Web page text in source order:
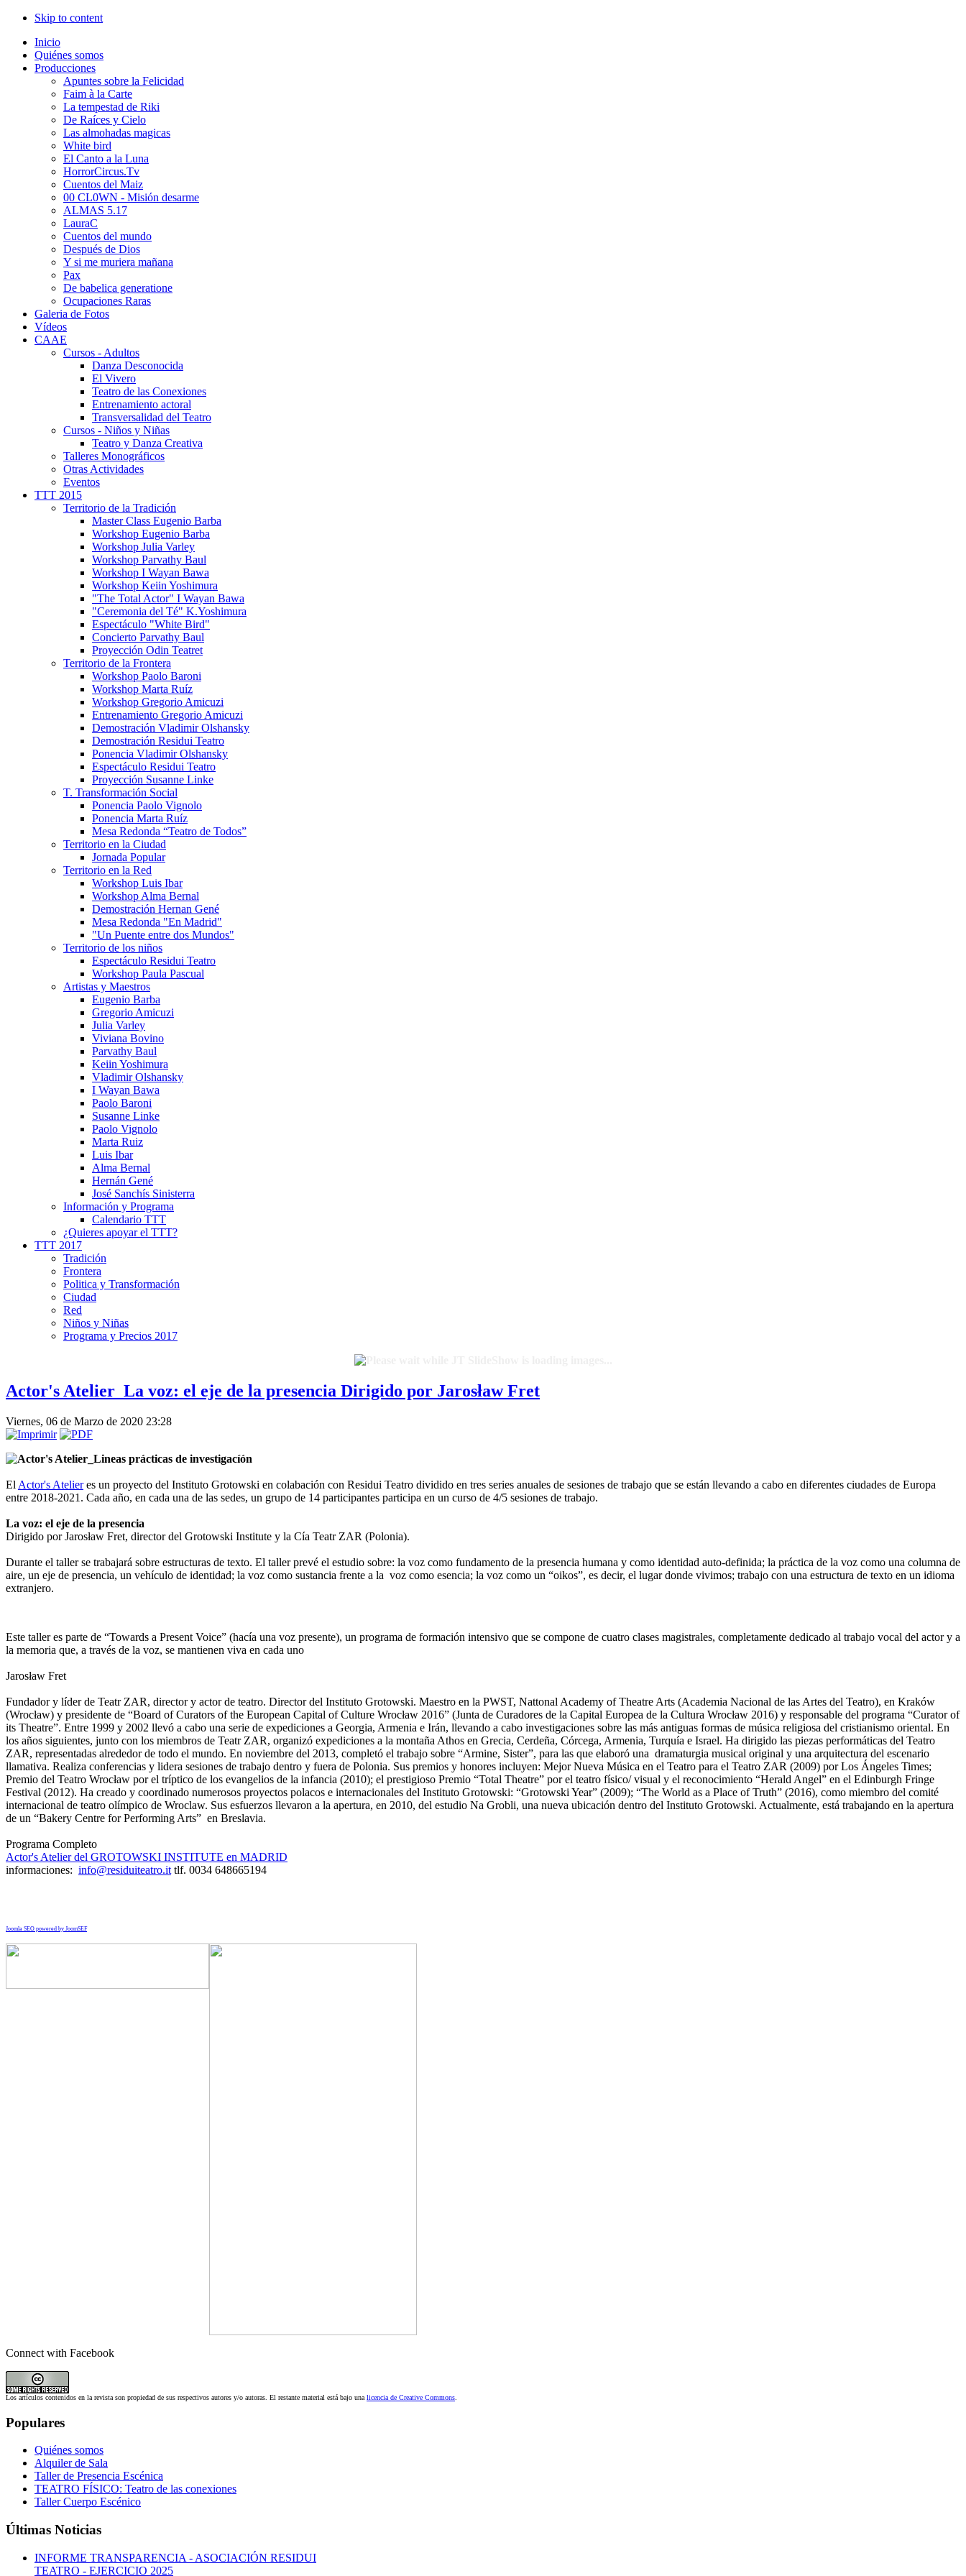
Skip to content
Inicio
Quiénes somos
Producciones
Apuntes sobre la Felicidad
Faim à la Carte
La tempestad de Riki
De Raíces y Cielo
Las almohadas magicas
White bird
El Canto a la Luna
HorrorCircus.Tv
Cuentos del Maiz
00 CL0WN - Misión desarme
ALMAS 5.17
LauraC
Cuentos del mundo
Después de Dios
Y si me muriera mañana
Pax
De babelica generatione
Ocupaciones Raras
Galeria de Fotos
Vídeos
CAAE
Cursos - Adultos
Danza Desconocida
El Vivero
Teatro de las Conexiones
Entrenamiento actoral
Transversalidad del Teatro
Cursos - Niños y Niñas
Teatro y Danza Creativa
Talleres Monográficos
Otras Actividades
Eventos
TTT 2015
Territorio de la Tradición
Master Class Eugenio Barba
Workshop Eugenio Barba
Workshop Julia Varley
Workshop Parvathy Baul
Workshop I Wayan Bawa
Workshop Keiin Yoshimura
"The Total Actor" I Wayan Bawa
"Ceremonia del Té" K.Yoshimura
Espectáculo "White Bird"
Concierto Parvathy Baul
Proyección Odin Teatret
Territorio de la Frontera
Workshop Paolo Baroni
Workshop Marta Ruíz
Workshop Gregorio Amicuzi
Entrenamiento Gregorio Amicuzi
Demostración Vladimir Olshansky
Demostración Residui Teatro
Ponencia Vladimir Olshansky
Espectáculo Residui Teatro
Proyección Susanne Linke
T. Transformación Social
Ponencia Paolo Vignolo
Ponencia Marta Ruíz
Mesa Redonda “Teatro de Todos”
Territorio en la Ciudad
Jornada Popular
Territorio en la Red
Workshop Luis Ibar
Workshop Alma Bernal
Demostración Hernan Gené
Mesa Redonda "En Madrid"
"Un Puente entre dos Mundos"
Territorio de los niños
Espectáculo Residui Teatro
Workshop Paula Pascual
Artistas y Maestros
Eugenio Barba
Gregorio Amicuzi
Julia Varley
Viviana Bovino
Parvathy Baul
Keiin Yoshimura
Vladimir Olshansky
I Wayan Bawa
Paolo Baroni
Susanne Linke
Paolo Vignolo
Marta Ruiz
Luis Ibar
Alma Bernal
Hernán Gené
José Sanchís Sinisterra
Información y Programa
Calendario TTT
¿Quieres apoyar el TTT?
TTT 2017
Tradición
Frontera
Politica y Transformación
Ciudad
Red
Niños y Niñas
Programa y Precios 2017
Actor's Atelier_La voz: el eje de la presencia Dirigido por Jarosław Fret
Viernes, 06 de Marzo de 2020 23:28
Actor's Atelier_Lineas prácticas de investigacíón
El Actor's Atelieres un proyecto del Instituto Grotowski en colabación con Residui Teatro dividido en tres series anuales de sesiones de trabajo que se están llevando a cabo en diferentes ciudades de Europa
entre 2018-2021. Cada año, en cada una de las sedes, un grupo de 14 participantes participa en un curso de 4/5 sesiones de trabajo.
La voz: el eje de la presencia
Dirigido por Jarosław Fret, director del Grotowski Institute y la Cía Teatr ZAR (Polonia).
Durante el taller se trabajará sobre estructuras de texto. El taller prevé el estudio sobre: la voz como fundamento de la presencia humana y como identidad auto-definida; la práctica de la voz como una columna de
aire, un eje de presencia, un vehículo de identidad; la voz como sustancia frente a la voz como esencia; la voz como un “oikos”, es decir, el lugar donde vivimos; trabajo con una estructura de texto en un idioma
extranjero.
Este taller es parte de “Towards a Present Voice” (hacía una voz presente), un programa de formación intensivo que se compone de cuatro clases magistrales, completamente dedicado al trabajo vocal del actor y a
la memoria que, a través de la voz, se mantienen viva en cada uno
Jarosław Fret
Fundador y líder de Teatr ZAR, director y actor de teatro. Director del Instituto Grotowski. Maestro en la PWST, Nattonal Academy of Theatre Arts (Academia Nacional de las Artes del Teatro), en Kraków
(Wrocław) y presidente de “Board of Curators of the European Capital of Culture Wrocław 2016” (Junta de Curadores de la Capital Europea de la Cultura Wrocław 2016) y responsable del programa “Curator of
its Theatre”. Entre 1999 y 2002 llevó a cabo una serie de expediciones a Georgia, Armenia e Irán, llevando a cabo investigaciones sobre las más antiguas formas de música religiosa del cristianismo oriental. En
los años siguientes, junto con los miembros de Teatr ZAR, organizó expediciones a la montaña Athos en Grecia, Cerdeña, Córcega, Armenia, Turquía e Israel. Ha dirigido las piezas performáticas del Teatro
ZAR, representadas alrededor de todo el mundo. En noviembre del 2013, completó el trabajo sobre “Armine, Sister”, para las que elaboró una dramaturgia musical original y una arquitectura del escenario
llamativa. Realiza conferencias y lidera sesiones de trabajo dentro y fuera de Polonia. Sus premios y honores incluyen: Mejor Nueva Música en el Teatro para el Teatro ZAR (2009) por Los Ángeles Times;
Premio del Teatro Wrocław por el tríptico de los evangelios de la infancia (2010); el prestigioso Premio “Total Theatre” por el teatro físico/ visual y el reconocimiento “Herald Angel” en el Edinburgh Fringe
Festival (2012). Ha creado y coordinado numerosos proyectos polacos e internacionales del Instituto Grotowski: “Grotowski Year” (2009); “The World as a Place of Truth” (2016), como miembro del comité
internacional de teatro olímpico de Wroclaw. Sus esfuerzos llevaron a la apertura, en 2010, del estudio Na Grobli, una nueva ubicación dentro del Instituto Grotowski. Actualmente, está trabajando en la apertura
de un “Bakery Centre for Performing Arts” en Breslavia.
Programa Completo
Actor's Atelier del GROTOWSKI INSTITUTE en MADRID
informaciones: info@residuiteatro.it tlf. 0034 648665194
Joomla SEO powered by JoomSEF
Connect with Facebook
Los artículos contenidos en la revista son propiedad de sus respectivos autores y/o autoras. El restante material está bajo una licencia de Creative Commons
Populares
Quiénes somos
Alquiler de Sala
Taller de Presencia Escénica
TEATRO FÍSICO: Teatro de las conexiones
Taller Cuerpo Escénico
Últimas Noticias
INFORME TRANSPARENCIA - ASOCIACIÓN RESIDUI
TEATRO - EJERCICIO 2025